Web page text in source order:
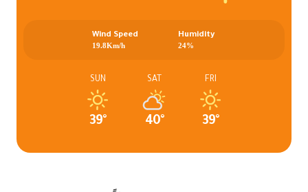
Humidity
24%
Wind Speed
19.8Km/h
FRI
39°
SAT
40°
SUN
39°